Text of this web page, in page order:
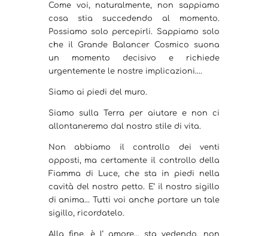
Come voi, naturalmente, non sappiamo
cosa stia succedendo al momento.
Possiamo solo percepirli. Sappiamo solo
che il Grande Balancer Cosmico suona
un momento decisivo e richiede
urgentemente le nostre implicazioni….
Siamo ai piedi del muro.
Siamo sulla Terra per aiutare e non ci
allontaneremo dal nostro stile di vita.
Non abbiamo il controllo dei venti
opposti, ma certamente il controllo della
Fiamma di Luce, che sta in piedi nella
cavità del nostro petto. E’ il nostro sigillo
di anima… Tutti voi anche portare un tale
sigillo, ricordatelo.